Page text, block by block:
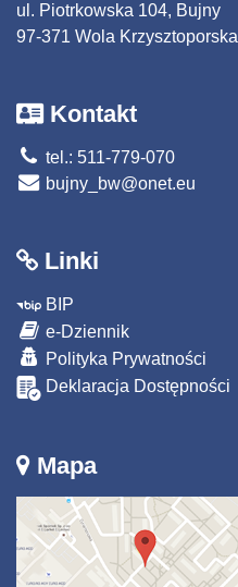
ul. Piotrkowska 104, Bujny
97-371 Wola Krzysztoporska
Kontakt
tel.: 511-779-070
bujny_bw@onet.eu
Linki
BIP
e-Dziennik
Polityka Prywatności
Deklaracja Dostępności
Mapa